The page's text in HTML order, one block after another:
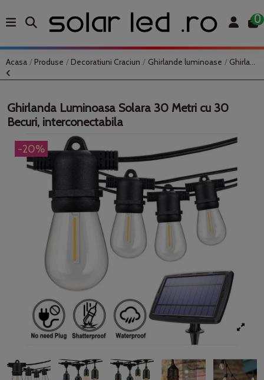
0
Acasa Produse Decoratiuni Craciun Ghirlande luminoase Ghirlanda Luminoasa Solara 30 Metri cu 30 Becuri, interconectabila
-20%
Ghirlanda Luminoasa Solara 30 Metri cu 30
Becuri, interconectabila